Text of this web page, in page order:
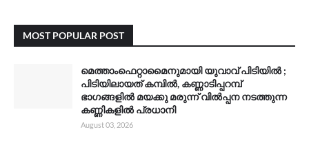
MOST POPULAR POST
മെത്താംഫെറ്റാമൈനുമായി യുവാവ് പിടിയിൽ ;
പിടിയിലായത് കമ്പിൽ, കണ്ണാടിപ്പറമ്പ്
ഭാഗങ്ങളിൽ മയക്കു മരുന്ന് വിൽപ്പന നടത്തുന്ന
കണ്ണികളിൽ പ്രധാനി
August 03, 2026